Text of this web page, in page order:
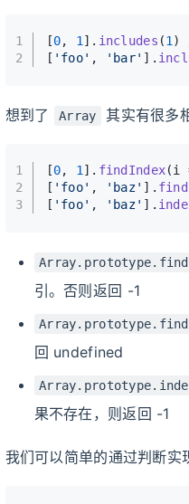
1
2
[0, 1]. includes (1)
[ 'foo' , 'bar' ].
想到了 Array 其实有很多
1
2
3
[0, 1]. findIndex(i
[ 'foo' , 'baz' ]. find
[ 'foo' , 'baz' ].
引。否则返回 -1
回 undefined
果不存在，则返回 -1
我们可以简单的通过判断实